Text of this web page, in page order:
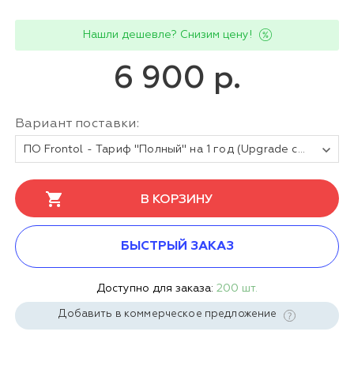
Нашли дешевле? Снизим цену!
6 900 р.
Вариант поставки:
ПО Frontol - Тариф "Полный" на 1 год (Upgrade с Frontol 5, 4, xPOS и РМК)
В КОРЗИНУ
БЫСТРЫЙ ЗАКАЗ
Доступно для заказа: 200 шт.
Добавить в коммерческое предложение